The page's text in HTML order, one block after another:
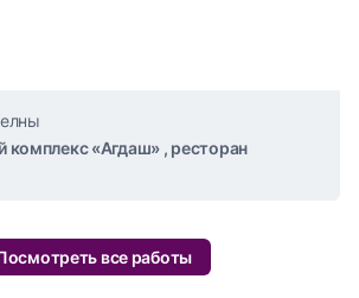
комплекс «Агдаш» , ресторан
все работы